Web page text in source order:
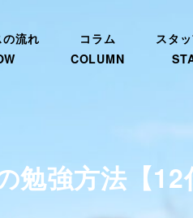
流れ
コラム
COLUMN
スタ
勉強方法【